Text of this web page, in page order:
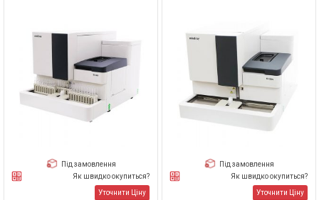
Під замовлення
Як швидко окупиться?
Уточнити Ціну
Під замовлення
Як швидко окупиться?
Уточнити Ціну